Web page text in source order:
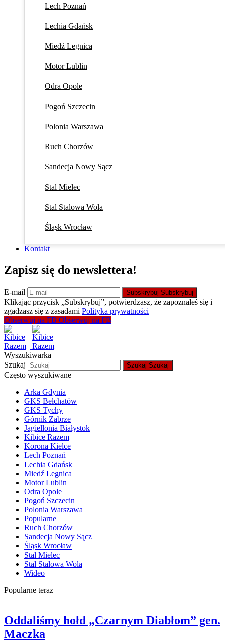
Lech Poznań
Lechia Gdańsk
Miedź Legnica
Motor Lublin
Odra Opole
Pogoń Szczecin
Polonia Warszawa
Ruch Chorzów
Sandecja Nowy Sącz
Stal Mielec
Stal Stalowa Wola
Śląsk Wrocław
Kontakt
Zapisz się do newslettera!
E-mail Subskrybuj Subskrybuj
Klikając przycisk „Subskrybuj”, potwierdzasz, że zapoznałeś się i
zgadzasz się z zasadami Polityka prywatności
Obserwuj na FB Obserwuj na FB
Wyszukiwarka
Szukaj
Szukaj Szukaj
Często wyszukiwane
Arka Gdynia
GKS Bełchatów
GKS Tychy
Górnik Zabrze
Jagiellonia Białystok
Kibice Razem
Korona Kielce
Lech Poznań
Lechia Gdańsk
Miedź Legnica
Motor Lublin
Odra Opole
Pogoń Szczecin
Polonia Warszawa
Popularne
Ruch Chorzów
Sandecja Nowy Sącz
Śląsk Wrocław
Stal Mielec
Stal Stalowa Wola
Wideo
Popularne teraz
Oddaliśmy hołd „Czarnym Diabłom” gen.
Maczka